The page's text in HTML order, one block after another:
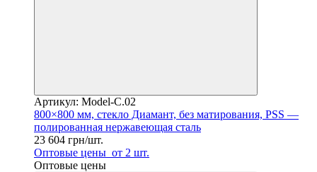
Артикул: Model-C.02
800×800 мм, стекло Диамант, без матирования, PSS —
полированная нержавеющая сталь
23 604 грн/шт.
Оптовые цены от 2 шт.
Оптовые цены